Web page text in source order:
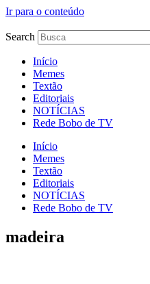
Ir para o conteúdo
Search
Início
Memes
Textão
Editoriais
NOTÍCIAS
Rede Bobo de TV
Início
Memes
Textão
Editoriais
NOTÍCIAS
Rede Bobo de TV
madeira